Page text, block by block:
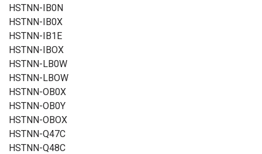
HSTNN-IB0N
HSTNN-IB0X
HSTNN-IB1E
HSTNN-IBOX
HSTNN-LB0W
HSTNN-LBOW
HSTNN-OB0X
HSTNN-OB0Y
HSTNN-OBOX
HSTNN-Q47C
HSTNN-Q48C